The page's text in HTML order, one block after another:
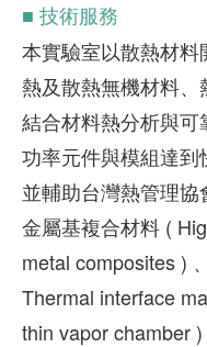
■ 技術服務
本實驗室以散熱材
熱及散熱無機材料、
結合材料熱分析與
功率元件與模組達到
並輔助台灣熱管理
金屬基複合材料 (
metal composites )
Thermal interface
thin vapor chamber